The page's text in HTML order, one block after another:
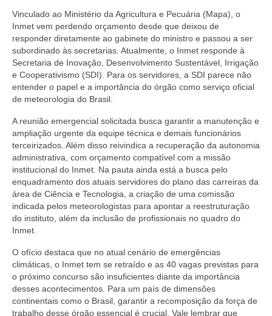
Vinculado ao Ministério da Agricultura e Pecuária (Mapa), o
Inmet vem perdendo orçamento desde que deixou de
responder diretamente ao gabinete do ministro e passou a ser
subordinado às secretarias. Atualmente, o Inmet responde à
Secretaria de Inovação, Desenvolvimento Sustentável, Irrigação
e Cooperativismo (SDI). Para os servidores, a SDI parece não
entender o papel e a importância do órgão como serviço oficial
de meteorologia do Brasil.
A reunião emergencial solicitada busca garantir a manutenção e
ampliação urgente da equipe técnica e demais funcionários
terceirizados. Além disso reivindica a recuperação da autonomia
administrativa, com orçamento compatível com a missão
institucional do Inmet. Na pauta ainda está a busca pelo
enquadramento dos atuais servidores do plano das carreiras da
área de Ciência e Tecnologia, a criação de uma comissão
indicada pelos meteorologistas para apontar a reestruturação
do instituto, além da inclusão de profissionais no quadro do
Inmet.
O ofício destaca que no atual cenário de emergências
climáticas, o Inmet tem se retraído e as 40 vagas previstas para
o próximo concurso são insuficientes diante da importância
desses acontecimentos. Para um país de dimensões
continentais como o Brasil, garantir a recomposição da força de
trabalho desse órgão essencial é crucial. Vale lembrar que